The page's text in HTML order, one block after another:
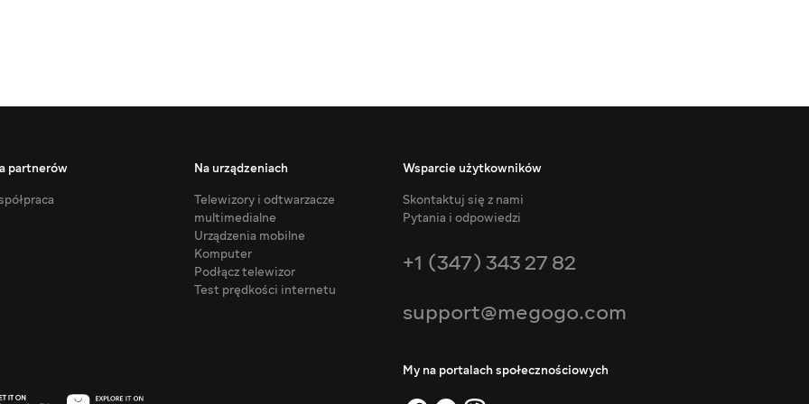
partnerów
Na urządzeniach
Telewizory i odtwarzacze
multimedialne
Urządzenia mobilne
Komputer
Podłącz telewizor
Test prędkości internetu
Wsparcie użytkowników
Skontaktuj się z nami
Pytania i odpowiedzi
+1 (347) 343 27 82
support@megogo.com
My na portalach społecznościowych